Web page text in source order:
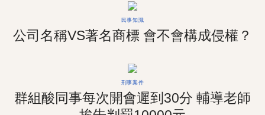
民事知識
公司名稱VS著名商標 會不會構成侵權？
刑事案件
群組酸同事每次開會遲到30分 輔導老師